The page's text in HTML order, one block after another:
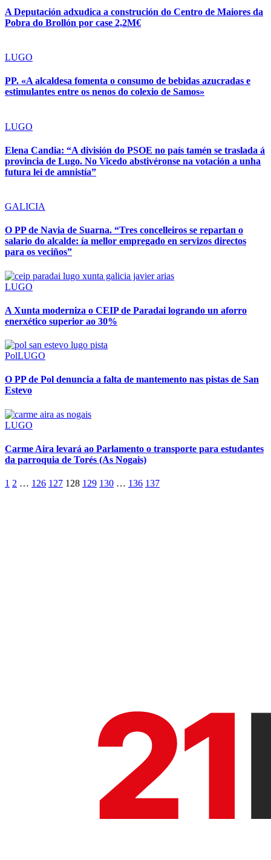
A Deputación adxudica a construción do Centro de Maiores da
Pobra do Brollón por case 2,2M€
LUGO
PP. «A alcaldesa fomenta o consumo de bebidas azucradas e
estimulantes entre os nenos do colexio de Samos»
LUGO
Elena Candia: “A división do PSOE no país tamén se traslada á
provincia de Lugo. No Vicedo abstivéronse na votación a unha
futura lei de amnistía”
GALICIA
O PP de Navia de Suarna. “Tres concelleiros se repartan o
salario do alcalde: ía mellor empregado en servizos directos
para os veciños”
LUGO
A Xunta moderniza o CEIP de Paradai logrando un aforro
enerxético superior ao 30%
PolLUGO
O PP de Pol denuncia a falta de mantemento nas pistas de San
Estevo
LUGO
Carme Aira levará ao Parlamento o transporte para estudantes
da parroquia de Torés (As Nogais)
1 2 … 126 127 128 129 130 … 136 137